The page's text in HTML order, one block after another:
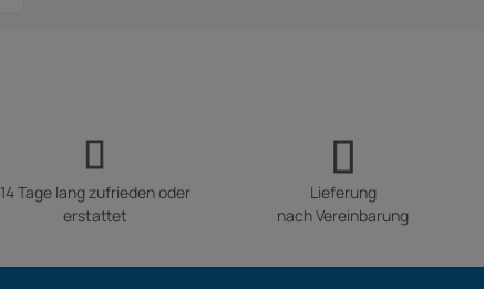
14 Tage lang zufrieden oder
erstattet
Lieferung
nach Vereinbarung